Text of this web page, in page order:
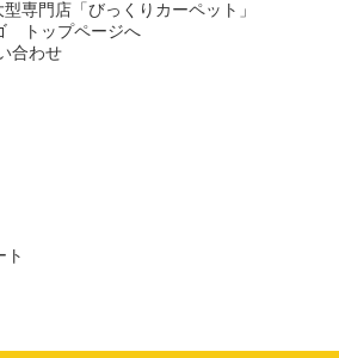
専門店「びっくりカーペット」
合わせ
ト